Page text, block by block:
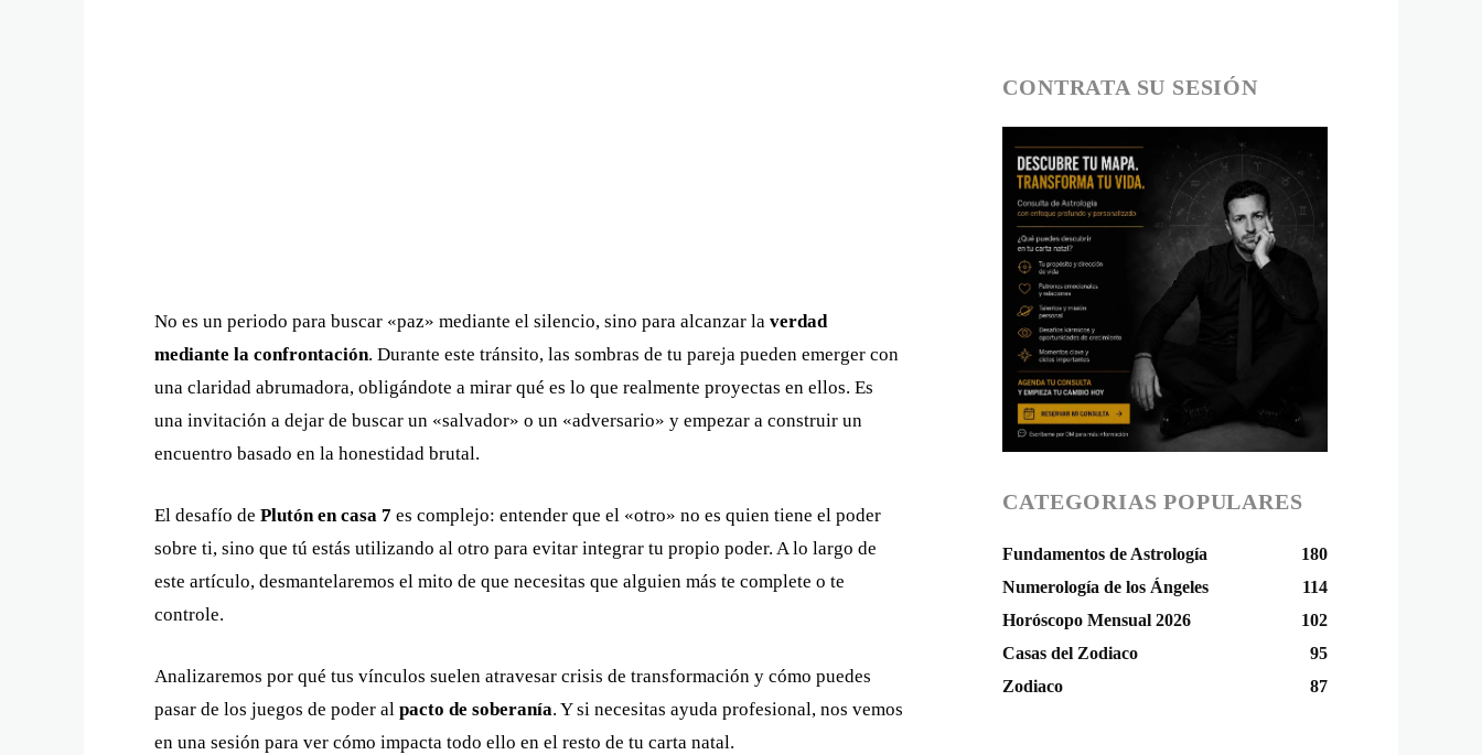
No es un periodo para buscar «paz» mediante el silencio, sino para alcanzar la verdad
mediante la confrontación. Durante este tránsito, las sombras de tu pareja pueden emerger con
una claridad abrumadora, obligándote a mirar qué es lo que realmente proyectas en ellos. Es
una invitación a dejar de buscar un «salvador» o un «adversario» y empezar a construir un
encuentro basado en la honestidad brutal.
El desafío de Plutón en casa 7 es complejo: entender que el «otro» no es quien tiene el poder
sobre ti, sino que tú estás utilizando al otro para evitar integrar tu propio poder. A lo largo de
este artículo, desmantelaremos el mito de que necesitas que alguien más te complete o te
controle.
Analizaremos por qué tus vínculos suelen atravesar crisis de transformación y cómo puedes
pasar de los juegos de poder al pacto de soberanía. Y si necesitas ayuda profesional, nos vemos
en una sesión para ver cómo impacta todo ello en el resto de tu carta natal.
CONTRATA SU SESIÓN
CATEGORIAS POPULARES
Fundamentos de Astrología
180
Numerología de los Ángeles
114
Horóscopo Mensual 2026
102
Casas del Zodiaco
95
Zodiaco
87